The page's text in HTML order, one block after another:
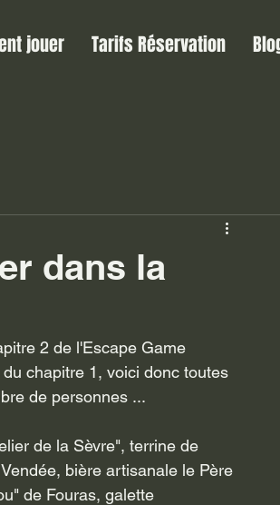
jouer Tarifs Réservation
dans la
chapitre 1, voici donc toutes
de personnes ...
bière artisanale le Père
de Fouras, galette